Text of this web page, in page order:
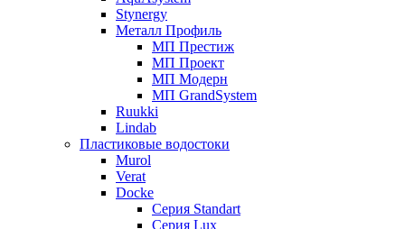
Stynergy
Металл Профиль
МП Престиж
МП Проект
МП Модерн
МП GrandSystem
Ruukki
Lindab
Пластиковые водостоки
Murol
Verat
Docke
Серия Standart
Серия Lux